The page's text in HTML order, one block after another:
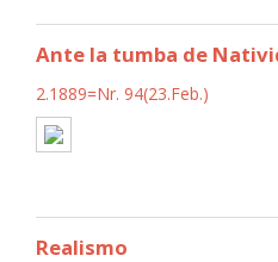
Ante la tumba de
2.1889=Nr. 94(23.Feb.)
Realismo